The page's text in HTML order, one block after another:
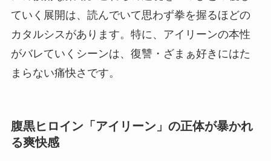
ていく展開は、読んでいて思わず拳を握るほどの
カタルシスがあります。特に、アイリーンの本性
がバレていくシーンは、復讐・ざまぁ好きにはた
まらない痛快さです。
腹黒ヒロイン「アイリーン」の正体が暴かれ
る爽快感